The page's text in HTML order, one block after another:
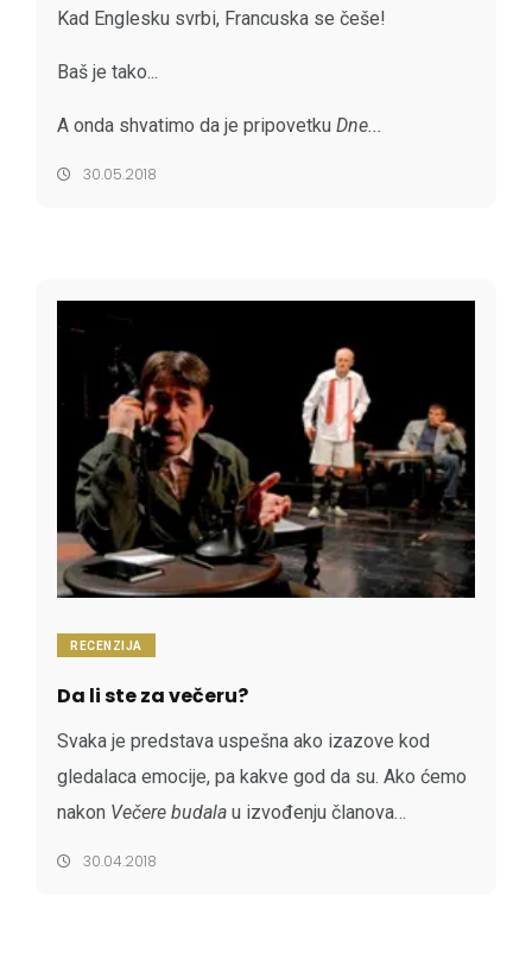
Kad Englesku svrbi, Francuska se češe!
Baš je tako...
A onda shvatimo da je pripovetku Dne...
30.05.2018
RECENZIJA
Da li ste za večeru?
Svaka je predstava uspešna ako izazove kod
gledalaca emocije, pa kakve god da su. Ako ćemo
nakon Večere budala u izvođenju članova
30.04.2018